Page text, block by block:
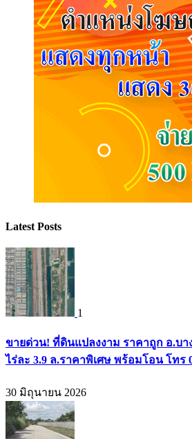
Latest Posts
1
ขายด่วน! ที่ดินแปลงงาม ราคาถูก อ.บา
ไร่ละ 3.9 ล.ราคาพิเศษ พร้อมโอน โทร
30 มิถุนายน 2026